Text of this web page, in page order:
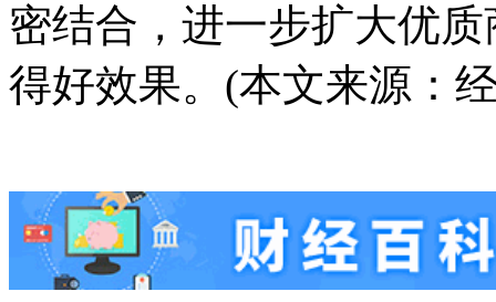
密结合，进一步扩大优
得好效果。(本文来源：